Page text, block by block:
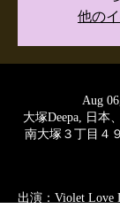
他の
Aug
大塚Deepa, 日本
南大塚３丁目４
出演：Violet Love